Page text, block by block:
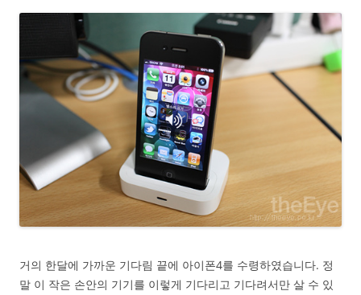
거의 한달에 가까운 기다림 끝에 아이폰4를 수령하였습니다. 정
말 이 작은 손안의 기기를 이렇게 기다리고 기다려서만 살 수 있